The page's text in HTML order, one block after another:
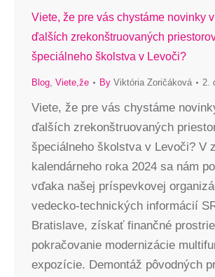
Viete, že pre vás chystáme novinky
ďalších zrekonštruovaných
špeciálneho školstva v Levoči?
Blog, Viete,že By Viktória Zoričáková 2.
Viete, že pre vás chystáme
ďalších zrekonštruovaných
špeciálneho školstva v Levoči? V
kalendárneho roka 2024 sa nám
vďaka našej príspevkovej
vedecko-technických informácií
Bratislave, získať finančné
pokračovanie modernizácie
expozície. Demontáž pôvodných